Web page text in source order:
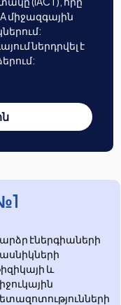
միջազգային
ներդրվել է
էներգիաների
և